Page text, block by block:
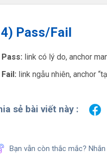
4) Pass/Fail
Pass: link có lý do, anchor
Fail: link ngẫu nhiên, anchor
sẻ bài viết này :
Bạn vẫn còn thắc mắc?